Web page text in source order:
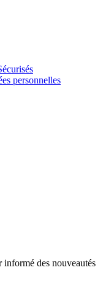
personnelles
informé des nouveautés